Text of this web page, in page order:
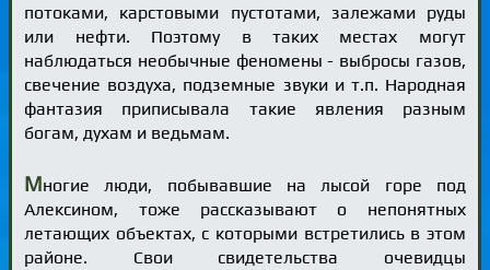
потоками, карстовыми пустотами, залежами руды
или нефти. Поэтому в таких местах могут
наблюдаться необычные феномены - выбросы газов,
свечение воздуха, подземные звуки и т.п. Народная
фантазия приписывала такие явления разным
богам, духам и ведьмам.
Многие люди, побывавшие на лысой горе под
Алексином, тоже рассказывают о непонятных
летающих объектах, с которыми встретились в этом
районе. Свои свидетельства очевидцы